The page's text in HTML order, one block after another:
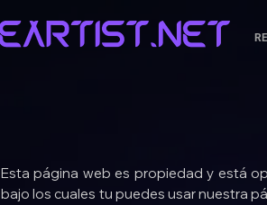
Esta página web es propiedad y está
bajo los cuales tu puedes usar nuestra